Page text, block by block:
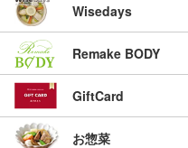
Wisedays
Remake BODY
GiftCard
お惣菜